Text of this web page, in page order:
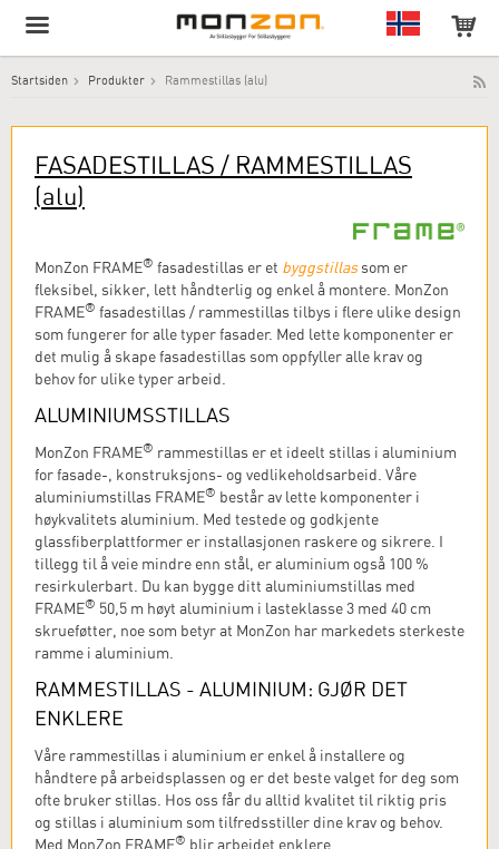
Startsiden Produkter Rammestillas (alu)
FASADESTILLAS / RAMMESTILLAS
(alu)
MonZon FRAME® fasadestillas er et byggstillassom er
fleksibel, sikker, lett håndterlig og enkel å montere. MonZon
FRAME® fasadestillas / rammestillas tilbys i flere ulike design
som fungerer for alle typer fasader. Med lette komponenter er
det mulig å skape fasadestillas som oppfyller alle krav og
behov for ulike typer arbeid.
ALUMINIUMSSTILLAS
MonZon FRAME® rammestillas er et ideelt stillas i aluminium
for fasade-, konstruksjons- og vedlikeholdsarbeid. Våre
aluminiumstillas FRAME® består av lette komponenter i
høykvalitets aluminium. Med testede og godkjente
glassfiberplattformer er installasjonen raskere og sikrere. I
tillegg til å veie mindre enn stål, er aluminium også 100 %
resirkulerbart. Du kan bygge ditt aluminiumstillas med
FRAME® 50,5 m høyt aluminium i lasteklasse 3 med 40 cm
skrueføtter, noe som betyr at MonZon har markedets sterkeste
ramme i aluminium.
RAMMESTILLAS - ALUMINIUM: GJØR DET
ENKLERE
Våre rammestillas i aluminium er enkel å installere og
håndtere på arbeidsplassen og er det beste valget for deg som
ofte bruker stillas. Hos oss får du alltid kvalitet til riktig pris
og stillas i aluminium som tilfredsstiller dine krav og behov.
Med MonZon FRAME® blir arbeidet enklere.